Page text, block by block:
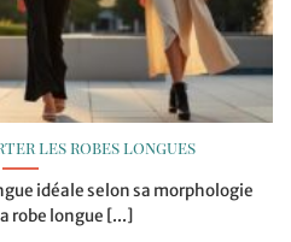
les robes longues
idéale selon sa morphologie
robe longue [...]